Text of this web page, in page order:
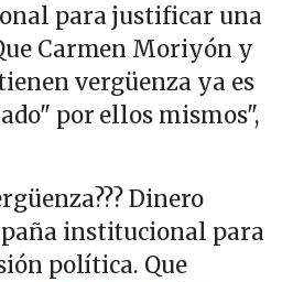
para justificar una
Carmen Moriyón y
vergüenza ya es
por ellos mismos",
Dinero
institucional para
política. Que